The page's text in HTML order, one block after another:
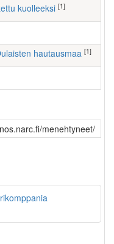
kuolleeksi [1]
hautausmaa [1]
menehtyneet/